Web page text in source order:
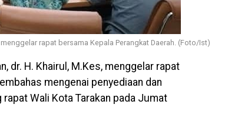
rapat bersama Kepala Perangkat Daerah. (Foto/Ist)
dr. H. Khairul, M.Kes, menggelar rapat
mengenai penyediaan dan
Wali Kota Tarakan pada Jumat